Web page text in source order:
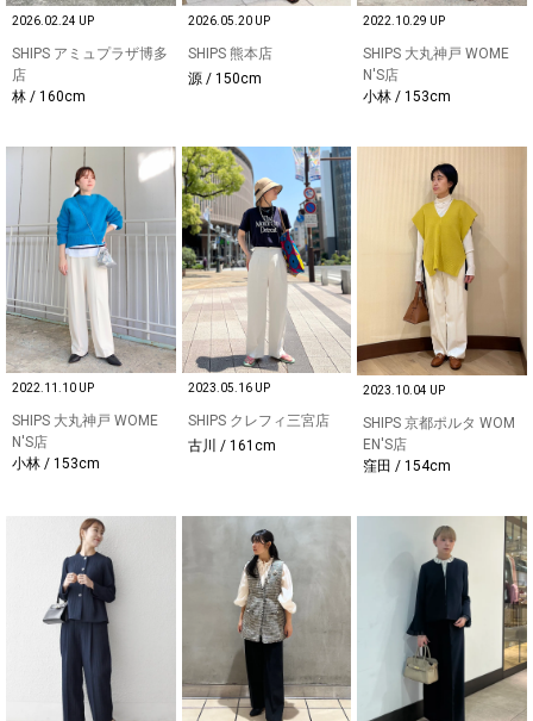
2026.02.24 UP
SHIPS アミュプラザ博多
店
林 / 160cm
2026.05.20 UP
SHIPS 熊本店
源 / 150cm
2022.10.29 UP
SHIPS 大丸神戸 WOME
N'S店
小林 / 153cm
2022.11.10 UP
SHIPS 大丸神戸 WOME
N'S店
小林 / 153cm
2023.05.16 UP
SHIPS クレフィ三宮店
古川 / 161cm
2023.10.04 UP
SHIPS 京都ポルタ WOM
EN'S店
窪田 / 154cm